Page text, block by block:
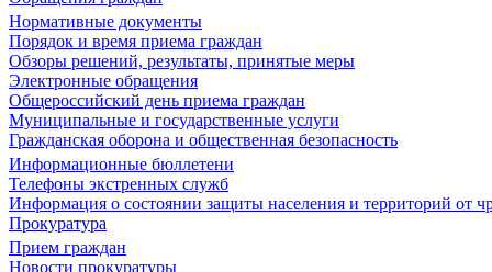
Нормативные документы
Порядок и время приема граждан
Обзоры решений, результаты, принятые меры
Электронные обращения
Общероссийский день приема граждан
Муниципальные и государственные услуги
Гражданская оборона и общественная безопасность
Информационные бюллетени
Телефоны экстренных служб
Информация о состоянии защиты населения и территорий от
Прокуратура
Прием граждан
Новости прокуратуры